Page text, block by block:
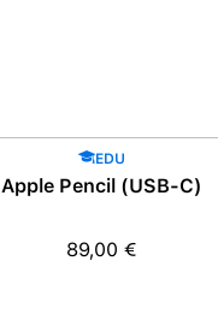
EDU
Apple Pencil (USB-C)
Regulärer
89,00 €